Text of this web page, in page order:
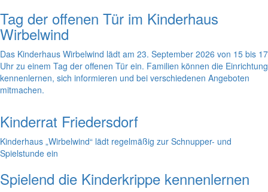
Tag der offenen Tür im Kinderhaus
Wirbelwind
Das Kinderhaus Wirbelwind lädt am 23. September 2026 von 15 bis 17
Uhr zu einem Tag der offenen Tür ein. Familien können die Einrichtung
kennenlernen, sich informieren und bei verschiedenen Angeboten
mitmachen.
Kinderrat Friedersdorf
Kinderhaus „Wirbelwind“ lädt regelmäßig zur Schnupper- und
Spielstunde ein
Spielend die Kinderkrippe kennenlernen